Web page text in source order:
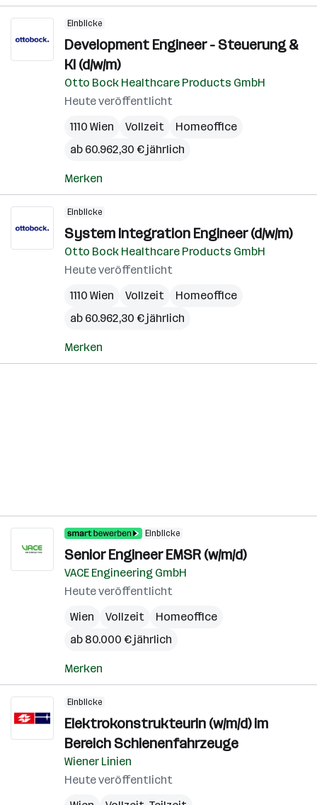
Einblicke
Development Engineer - Steuerung &
KI (d/w/m)
Otto Bock Healthcare Products GmbH
Heute veröffentlicht
1110 Wien
Vollzeit
Homeoffice
ab 60.962,30 € jährlich
Merken
Einblicke
System Integration Engineer (d/w/m)
Otto Bock Healthcare Products GmbH
Heute veröffentlicht
1110 Wien
Vollzeit
Homeoffice
ab 60.962,30 € jährlich
Merken
Einblicke
Senior Engineer EMSR (w/m/d)
VACE Engineering GmbH
Heute veröffentlicht
Wien
Vollzeit
Homeoffice
ab 80.000 € jährlich
Merken
Einblicke
Elektrokonstrukteurin (w/m/d) im
Bereich Schienenfahrzeuge
Wiener Linien
Heute veröffentlicht